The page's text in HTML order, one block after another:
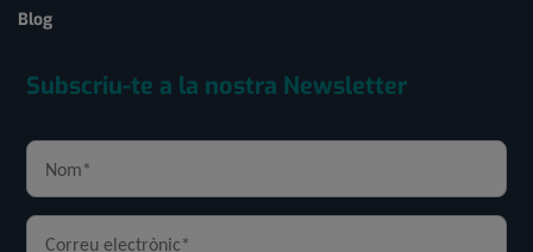
Blog
Subscriu-te a la nostra Newsletter